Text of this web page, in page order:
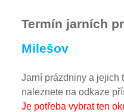
Termín jarních
Milešov
Jarní prázdniny a jejich
naleznete na odkaze
Je potřeba vybrat ten